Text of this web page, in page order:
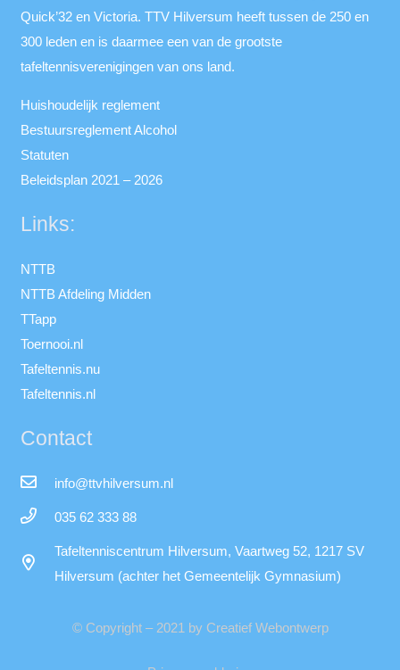
Quick’32 en Victoria. TTV Hilversum heeft tussen de 250 en
300 leden en is daarmee een van de grootste
tafeltennisverenigingen van ons land.
Huishoudelijk reglement
Bestuursreglement Alcohol
Statuten
Beleidsplan 2021 – 2026
Links:
NTTB
NTTB Afdeling Midden
TTapp
Toernooi.nl
Tafeltennis.nu
Tafeltennis.nl
Contact
info@ttvhilversum.nl
035 62 333 88
Tafeltenniscentrum Hilversum, Vaartweg 52, 1217 SV
Hilversum (achter het Gemeentelijk Gymnasium)
© Copyright – 2021 by Creatief Webontwerp